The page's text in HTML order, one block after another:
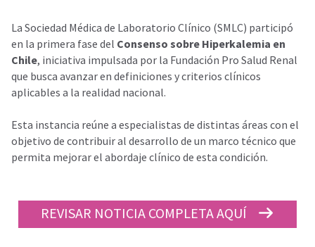
La Sociedad Médica de Laboratorio Clínico (SMLC) participó
en la primera fase del Consenso sobre Hiperkalemia en
Chile, iniciativa impulsada por la Fundación Pro Salud Renal
que busca avanzar en definiciones y criterios clínicos
aplicables a la realidad nacional.
Esta instancia reúne a especialistas de distintas áreas con el
objetivo de contribuir al desarrollo de un marco técnico que
permita mejorar el abordaje clínico de esta condición.
REVISAR NOTICIA COMPLETA AQUÍ